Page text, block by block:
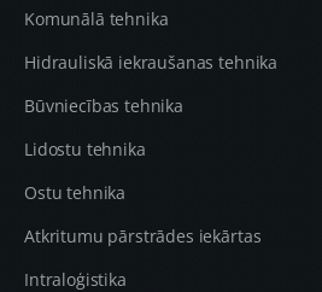
Komunālā tehnika
Hidrauliskā iekraušanas tehnika
Būvniecības tehnika
Lidostu tehnika
Ostu tehnika
Atkritumu pārstrādes iekārtas
Intraloģistika